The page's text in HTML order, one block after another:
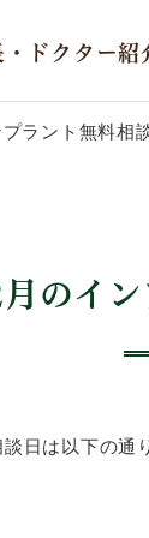
・ドクター紹
ラント無料相
のイ
日は以下の通